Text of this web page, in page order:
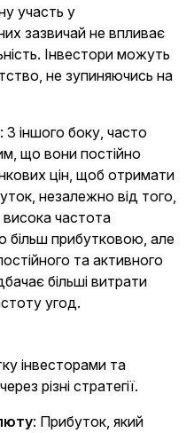
участь у
зазвичай не впливає
Інвестори можуть
не зупиняючись на
: З іншого боку, часто
що вони постійно
цін, щоб отримати
незалежно від того,
висока частота
більш прибутковою, але
та активного
більші витрати
угод.
інвесторами та
різні стратегії.
: Прибуток, який